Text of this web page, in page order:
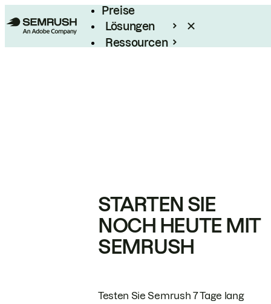
Preise
Lösungen
Ressourcen
STARTEN SIE
NOCH HEUTE MIT
SEMRUSH
Testen Sie Semrush 7 Tage lang